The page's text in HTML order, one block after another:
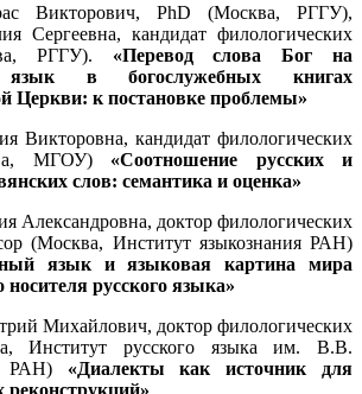
Викторович, PhD (Москва, РГГУ),
Сергеевна, кандидат филологических
РГГУ). «Перевод слова Бог на
язык в богослужебных книгах
Церкви: к постановке проблемы»
Викторовна, кандидат филологических
МГОУ) «Соотношение русских и
слов: семантика и оценка»
Александровна, доктор филологических
(Москва, Институт языкознания РАН)
язык и языковая картина мира
носителя русского языка»
Михайлович, доктор филологических
Институт русского языка им. В.В.
РАН) «Диалекты как источник для
реконструкций»